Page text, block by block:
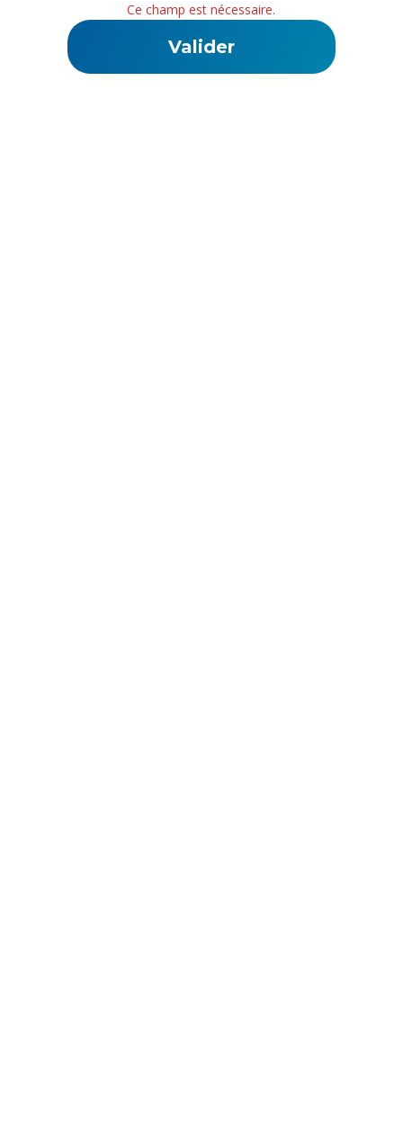
Ce champ est nécessaire.